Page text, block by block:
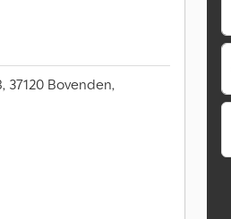
37120 Bovenden,